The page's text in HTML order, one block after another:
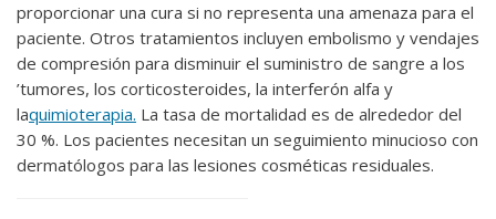
proporcionar una cura si no representa una amenaza para el
paciente. Otros tratamientos incluyen embolismo y vendajes
de compresión para disminuir el suministro de sangre a los
’tumores, los corticosteroides, la interferón alfa y
laquimioterapia. La tasa de mortalidad es de alrededor del
30 %. Los pacientes necesitan un seguimiento minucioso con
dermatólogos para las lesiones cosméticas residuales.